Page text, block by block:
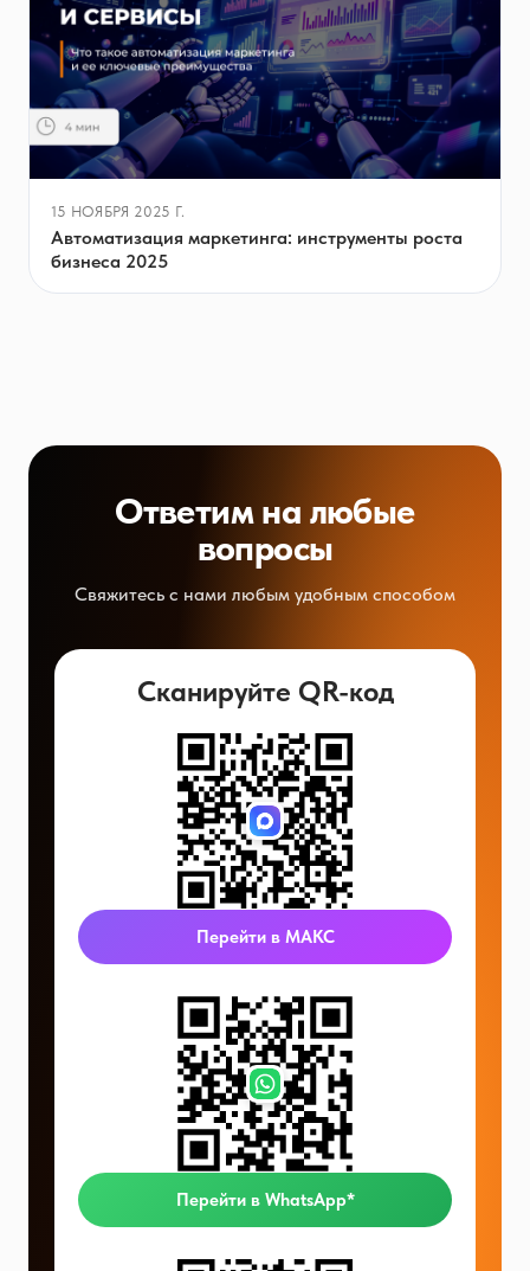
15 НОЯБРЯ 2025 Г.
Автоматизация маркетинга: инструменты роста
бизнеса 2025
Ответим на любые
вопросы
Свяжитесь с нами любым удобным способом
Сканируйте QR-код
Перейти в МАКС
Перейти в WhatsApp*